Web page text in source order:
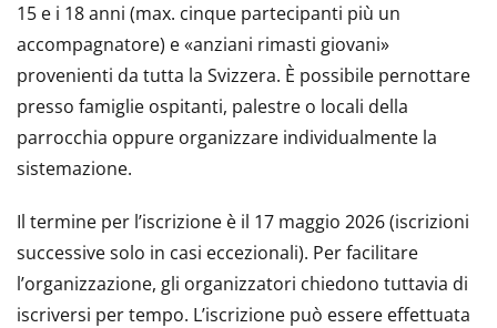
15 e i 18 anni (max. cinque partecipanti più un
accompagnatore) e «anziani rimasti giovani»
provenienti da tutta la Svizzera. È possibile pernottare
presso famiglie ospitanti, palestre o locali della
parrocchia oppure organizzare individualmente la
sistemazione.
Il termine per l’iscrizione è il 17 maggio 2026 (iscrizioni
successive solo in casi eccezionali). Per facilitare
l’organizzazione, gli organizzatori chiedono tuttavia di
iscriversi per tempo. L’iscrizione può essere effettuata